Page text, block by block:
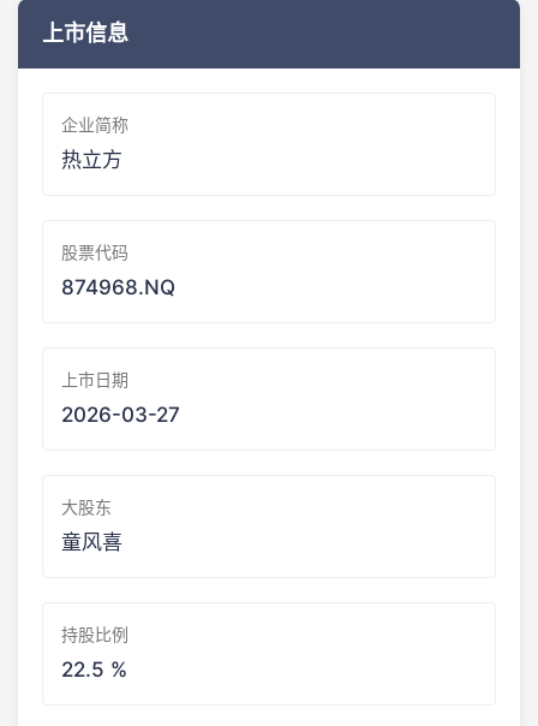
上市信息
企业简称
热立方
股票代码
874968.NQ
上市日期
2026-03-27
大股东
童风喜
持股比例
22.5 %